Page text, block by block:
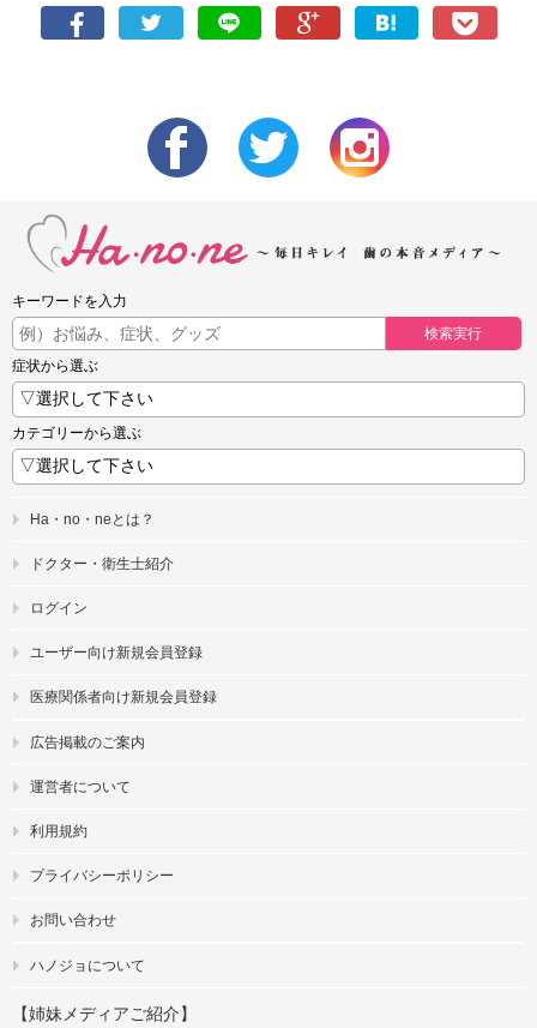
キーワードを入力
検索実行
症状から選ぶ
カテゴリーから選ぶ
Ha・no・neとは？
ドクター・衛生士紹介
ログイン
ユーザー向け新規会員登録
医療関係者向け新規会員登録
広告掲載のご案内
運営者について
利用規約
プライバシーポリシー
お問い合わせ
ハノジョについて
【姉妹メディアご紹介】